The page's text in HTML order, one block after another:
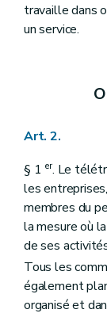
travaille dans
un service.
Art. 2.
§ 1 er. Le
les
membres du
la mesure où
de ses
Tous les
également
organisé et